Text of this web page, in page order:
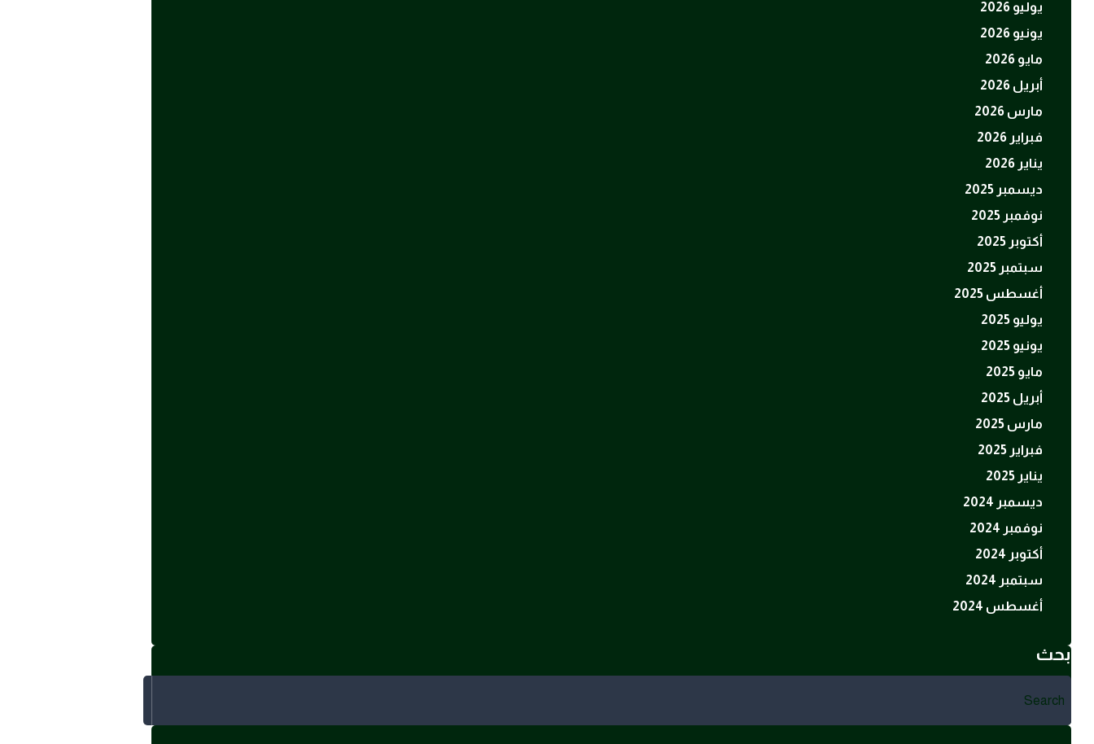
يوليو 2026
يونيو 2026
مايو 2026
أبريل 2026
مارس 2026
فبراير 2026
يناير 2026
ديسمبر 2025
نوفمبر 2025
أكتوبر 2025
سبتمبر 2025
أغسطس 2025
يوليو 2025
يونيو 2025
مايو 2025
أبريل 2025
مارس 2025
فبراير 2025
يناير 2025
ديسمبر 2024
نوفمبر 2024
أكتوبر 2024
سبتمبر 2024
أغسطس 2024
بحث
for: